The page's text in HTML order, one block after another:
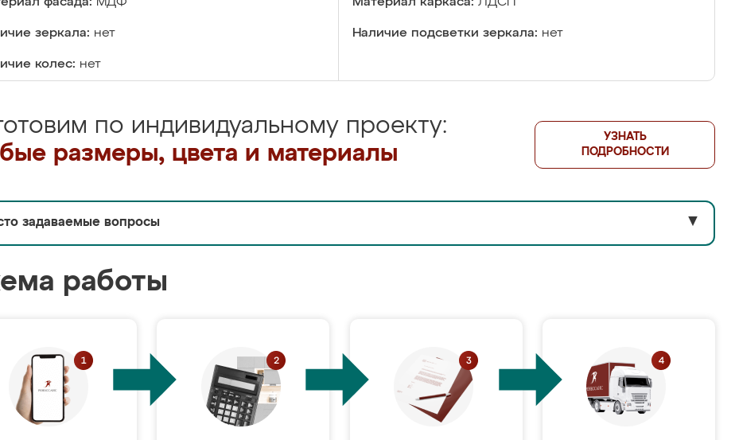
зеркала: нет Наличие подсветки зеркала: нет
колес: нет
по индивидуальному проекту:
размеры, цвета и материалы
УЗНАТЬ
ПОДРОБНОСТИ
задаваемые вопросы ▼
работы